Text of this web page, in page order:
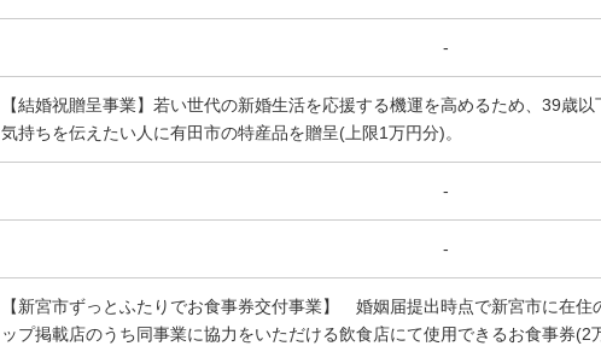
-
【結婚祝贈呈事業】若い世代の新婚生活を応援する機運を高めるため、39歳
気持ちを伝えたい人に有田市の特産品を贈呈(上限1万円分)。
-
-
【新宮市ずっとふたりでお食事券交付事業】 婚姻届提出時点で新宮市に在
ップ掲載店のうち同事業に協力をいただける飲食店にて使用できるお食事券